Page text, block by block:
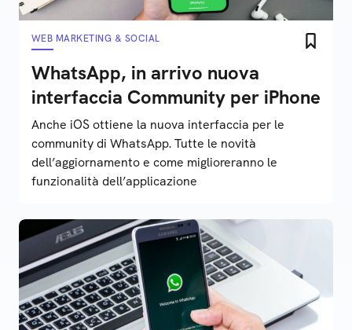
WEB MARKETING & SOCIAL
WhatsApp, in arrivo nuova
interfaccia Community per iPhone
Anche iOS ottiene la nuova interfaccia per le
community di WhatsApp. Tutte le novità
dell’aggiornamento e come miglioreranno le
funzionalità dell’applicazione